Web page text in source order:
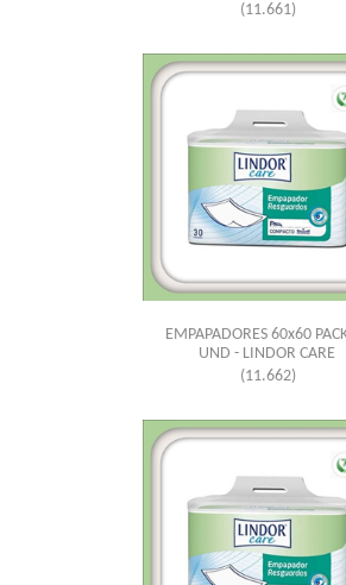
(11.661)
EMPAPADORES 60x60
UND - LINDOR CARE
(11.662)